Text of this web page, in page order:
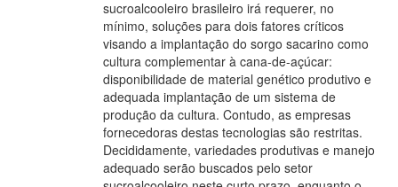
sucroalcooleiro brasileiro irá requerer, no
mínimo, soluções para dois fatores críticos
visando a implantação do sorgo sacarino como
cultura complementar à cana-de-açúcar:
disponibilidade de material genético produtivo e
adequada implantação de um sistema de
produção da cultura. Contudo, as empresas
fornecedoras destas tecnologias são restritas.
Decididamente, variedades produtivas e manejo
adequado serão buscados pelo setor